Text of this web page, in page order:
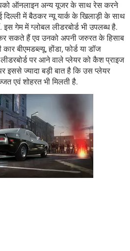
ऑनलाइन अन्य यूजर के साथ रेस करने
दिल्ली में बैठकर न्यू यार्क के खिलाड़ी के साथ
गेम में ग्लोबल लीडरबोर्ड भी उपलब्ध है.
सकते हैं एव उनको अपनी जरुरत के हिसाब
बीएमडब्ल्यू, होंडा, फोर्ड या डॉज
लीडरबोर्ड पर आने वाले प्लेयर को कैश प्राइज
इससे ज्यादा बड़ी बात है कि उस प्लेयर
एवं शोहरत भी मिलती है.